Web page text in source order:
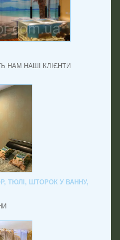
НАМ НАШІ КЛІЄНТИ
ТЮЛІ, ШТОРОК У ВАННУ,